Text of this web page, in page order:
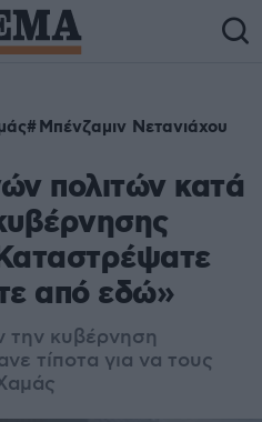
Μπένζαμιν Νετανιάχου
πολιτών κατά
από εδώ»
την κυβέρνηση
τίποτα για να τους